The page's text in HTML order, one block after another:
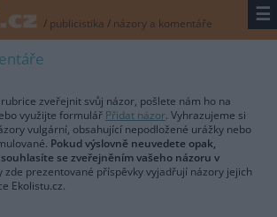
/ publicistika / názory a komentáře ☰
zveřejnit svůj názor, pošlete nám ho na
využijte formulář Přidat názor. Vyhrazujeme si
vulgární, obsahující nepodložené urážky nebo
Pokud výslovně neuvedete opak,
se zveřejněním vašeho názoru v
zde prezentované příspěvky vyjadřují názory jejich
Ekolistu.cz.